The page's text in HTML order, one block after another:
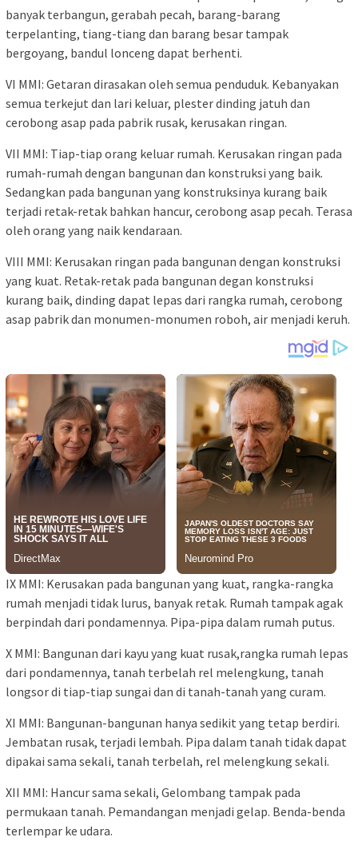
banyak terbangun, gerabah pecah, barang-barang
terpelanting, tiang-tiang dan barang besar tampak
bergoyang, bandul lonceng dapat berhenti.
VI MMI: Getaran dirasakan oleh semua penduduk. Kebanyakan
semua terkejut dan lari keluar, plester dinding jatuh dan
cerobong asap pada pabrik rusak, kerusakan ringan.
VII MMI: Tiap-tiap orang keluar rumah. Kerusakan ringan pada
rumah-rumah dengan bangunan dan konstruksi yang baik.
Sedangkan pada bangunan yang konstruksinya kurang baik
terjadi retak-retak bahkan hancur, cerobong asap pecah. Terasa
oleh orang yang naik kendaraan.
VIII MMI: Kerusakan ringan pada bangunan dengan konstruksi
yang kuat. Retak-retak pada bangunan degan konstruksi
kurang baik, dinding dapat lepas dari rangka rumah, cerobong
asap pabrik dan monumen-monumen roboh, air menjadi keruh.
IX MMI: Kerusakan pada bangunan yang kuat, rangka-rangka
rumah menjadi tidak lurus, banyak retak. Rumah tampak agak
berpindah dari pondamennya. Pipa-pipa dalam rumah putus.
X MMI: Bangunan dari kayu yang kuat rusak,rangka rumah lepas
dari pondamennya, tanah terbelah rel melengkung, tanah
longsor di tiap-tiap sungai dan di tanah-tanah yang curam.
XI MMI: Bangunan-bangunan hanya sedikit yang tetap berdiri.
Jembatan rusak, terjadi lembah. Pipa dalam tanah tidak dapat
dipakai sama sekali, tanah terbelah, rel melengkung sekali.
XII MMI: Hancur sama sekali, Gelombang tampak pada
permukaan tanah. Pemandangan menjadi gelap. Benda-benda
terlempar ke udara.